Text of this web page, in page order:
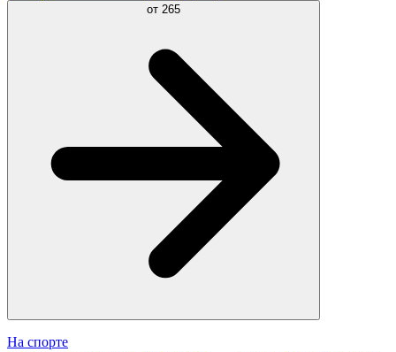
от 265
На спорте